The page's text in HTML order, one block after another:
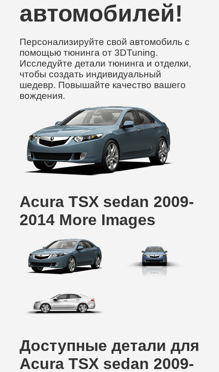
автомобилей!
Персонализируйте свой автомобиль с
помощью тюнинга от 3DTuning.
Исследуйте детали тюнинга и отделки,
чтобы создать индивидуальный
шедевр. Повышайте качество вашего
вождения.
Acura TSX sedan 2009-
2014 More Images
Доступные детали для
Acura TSX sedan 2009-